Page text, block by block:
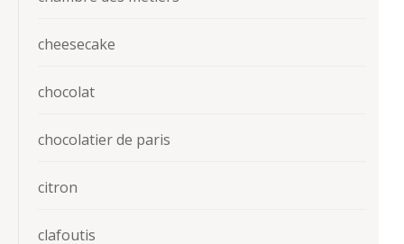
cheesecake
chocolat
chocolatier de paris
citron
clafoutis